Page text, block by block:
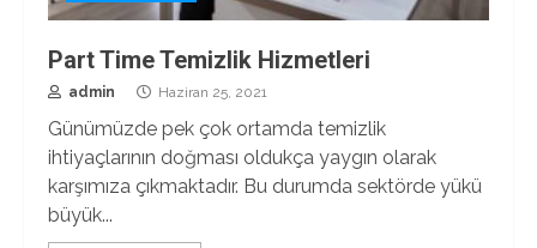
Part Time Temizlik Hizmetleri
admin Haziran 25, 2021
Günümüzde pek çok ortamda temizlik
ihtiyaçlarının doğması oldukça yaygın olarak
karşımıza çıkmaktadır. Bu durumda sektörde yükü
büyük...